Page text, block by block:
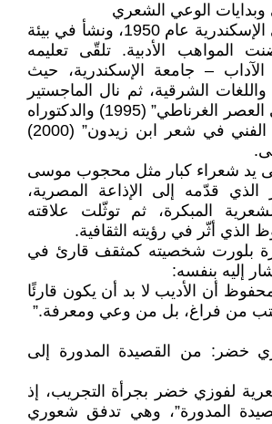
ولد فوزي خضر في الإسكندرية عام 1950، ونشأ في بيئة
المواهب الأدبية. تلقّى تعليمه
– جامعة الإسكندرية، حيث
الشرقية، ثم نال الماجستير
في “الموشحات في العصر الغرناطي” (1995) والدكتوراه
في “عناصر الإبداع الفني في شعر ابن زيدون” (2000)
يد شعراء كبار مثل محجوب موسى
قدّمه إلى الإذاعة المصرية،
المبكرة، ثم توثّلت علاقته
الذي أثّر في رؤيته الثقافية.
بلورت شخصيته كمثقف قارئ في
إليه بنفسه:
أن الأديب لا بد أن يكون قارئًا
من فراغ، بل من وعي ومعرفة.”
خضر: من القصيدة المدورة إلى
لفوزي خضر بجرأة التجريب، إذ
المدورة”، وهي تدفق شعوري